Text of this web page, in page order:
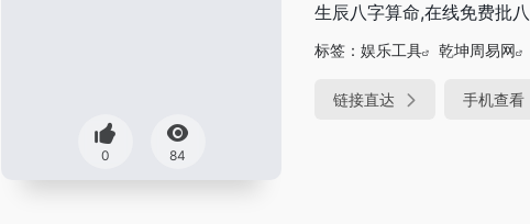
0 84
生辰八字算命,在线免费批
标签： 娱乐工具 乾坤周易网
链接直达 手机查看